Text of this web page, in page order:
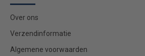
Over ons
Verzendinformatie
Algemene voorwaarden